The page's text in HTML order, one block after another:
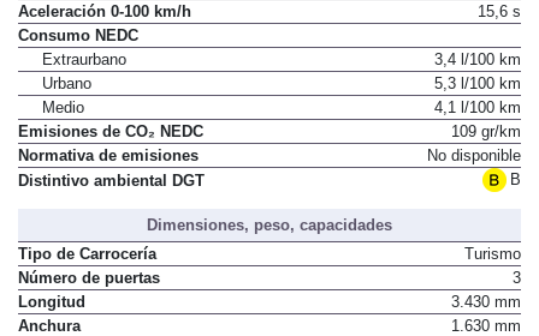
Aceleración 0-100 km/h
15,6 s
Consumo NEDC
Extraurbano
3,4 l/100 km
Urbano
5,3 l/100 km
Medio
4,1 l/100 km
Emisiones de CO₂ NEDC
109 gr/km
Normativa de emisiones
No disponible
Distintivo ambiental DGT
B
Dimensiones, peso, capacidades
Tipo de Carrocería
Turismo
Número de puertas
3
Longitud
3.430 mm
Anchura
1.630 mm